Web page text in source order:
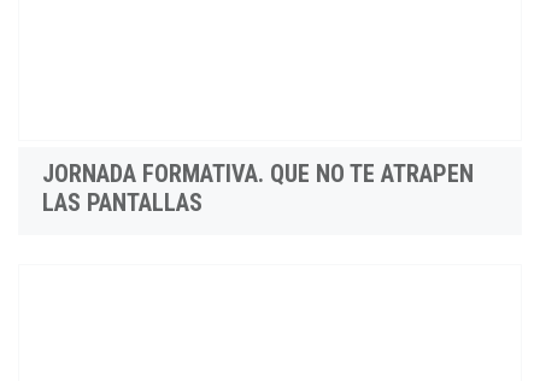
JORNADA FORMATIVA. QUE NO TE ATRAPEN
LAS PANTALLAS